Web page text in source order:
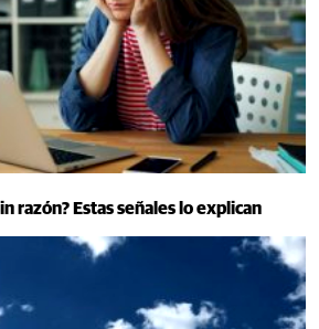
razón? Estas señales lo explican